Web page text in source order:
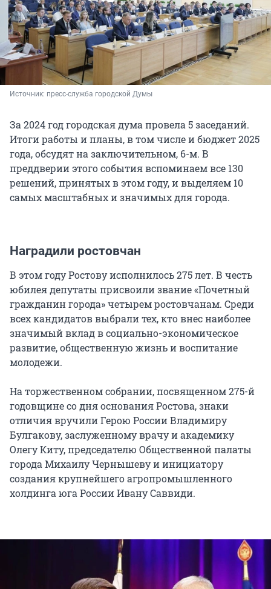
Источник: пресс-служба городской Думы
За 2024 год городская дума провела 5 заседаний.
Итоги работы и планы, в том числе и бюджет 2025
года, обсудят на заключительном, 6-м. В
преддверии этого события вспоминаем все 130
решений, принятых в этом году, и выделяем 10
самых масштабных и значимых для города.
Наградили ростовчан
В этом году Ростову исполнилось 275 лет. В честь
юбилея депутаты присвоили звание «Почетный
гражданин города» четырем ростовчанам. Среди
всех кандидатов выбрали тех, кто внес наиболее
значимый вклад в социально-экономическое
развитие, общественную жизнь и воспитание
молодежи.
На торжественном собрании, посвященном 275-й
годовщине со дня основания Ростова, знаки
отличия вручили Герою России Владимиру
Булгакову, заслуженному врачу и академику
Олегу Киту, председателю Общественной палаты
города Михаилу Чернышеву и инициатору
создания крупнейшего агропромышленного
холдинга юга России Ивану Саввиди.